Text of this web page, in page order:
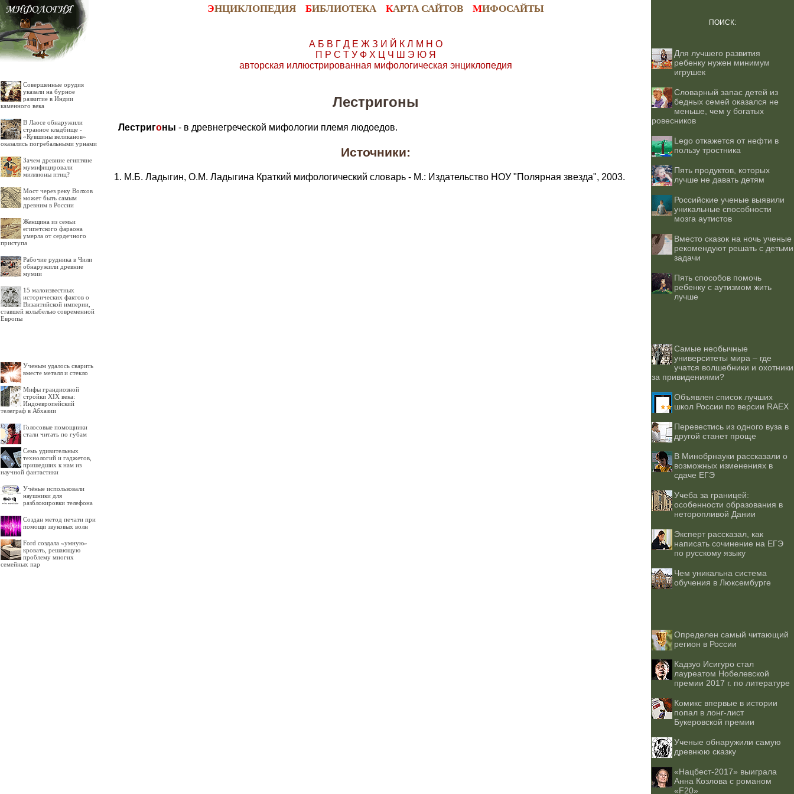
ЭНЦИКЛОПЕДИЯ БИБЛИОТЕКА КАРТА САЙТОВ МИФОСАЙТЫ
Совершенные орудия
указали на бурное
развитие в Индии
каменного века
В Лаосе обнаружили
странное кладбище -
«Кувшины великанов»
оказались погребальными урнами
Зачем древние египтяне
мумифицировали
миллионы птиц?
Мост через реку Волхов
может быть самым
древним в России
Женщина из семьи
египетского фараона
умерла от сердечного
приступа
Рабочие рудника в Чили
обнаружили древние
мумии
15 малоизвестных
исторических фактов о
Византийской империи,
ставшей колыбелью современной
Европы
Ученым удалось сварить
вместе металл и стекло
Мифы грандиозной
стройки XIX века:
Индоевропейский
телеграф в Абхазии
Голосовые помощники
стали читать по губам
Семь удивительных
технологий и гаджетов,
пришедших к нам из
научной фантастики
Учёные использовали
наушники для
разблокировки телефона
Создан метод печати при
помощи звуковых волн
Ford создала «умную»
кровать, решающую
проблему многих
семейных пар
А Б В Г Д Е Ж З И Й К Л М Н О
П Р С Т У Ф Х Ц Ч Ш Э Ю Я
авторская иллюстрированная мифологическая энциклопедия
Лестригоны
Лестригоны - в древнегреческой мифологии племя людоедов.
Источники:
М.Б. Ладыгин, О.М. Ладыгина Краткий мифологический словарь - М.: Издательство НОУ "Полярная звезда", 2003.
ПОИСК:
Для лучшего развития
ребенку нужен минимум
игрушек
Словарный запас детей из
бедных семей оказался не
меньше, чем у богатых
ровесников
Lego откажется от нефти в
пользу тростника
Пять продуктов, которых
лучше не давать детям
Российские ученые выявили
уникальные способности
мозга аутистов
Вместо сказок на ночь ученые
рекомендуют решать с детьми
задачи
Пять способов помочь
ребенку с аутизмом жить
лучше
Самые необычные
университеты мира – где
учатся волшебники и охотники
за привидениями?
Объявлен список лучших
школ России по версии RAEX
Перевестись из одного вуза в
другой станет проще
В Минобрнауки рассказали о
возможных изменениях в
сдаче ЕГЭ
Учеба за границей:
особенности образования в
неторопливой Дании
Эксперт рассказал, как
написать сочинение на ЕГЭ
по русскому языку
Чем уникальна система
обучения в Люксембурге
Определен самый читающий
регион в России
Кадзуо Исигуро стал
лауреатом Нобелевской
премии 2017 г. по литературе
Комикс впервые в истории
попал в лонг-лист
Букеровской премии
Ученые обнаружили самую
древнюю сказку
«Нацбест-2017» выиграла
Анна Козлова с романом
«F20»